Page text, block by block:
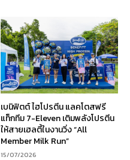
เบนิฟิตต์ ไฮโปรตีน แลคโตสฟรี
แท็กทีม 7-Eleven เติมพลังโปรตีน
ให้สายเฮลตี้ในงานวิ่ง “All
Member Milk Run”
15/07/2026